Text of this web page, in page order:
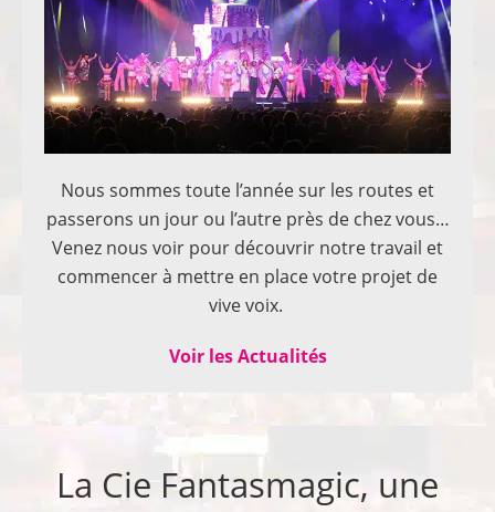
Nous sommes toute l’année sur les routes et
passerons un jour ou l’autre près de chez vous…
Venez nous voir pour découvrir notre travail et
commencer à mettre en place votre projet de
vive voix.
Voir les Actualités
La Cie Fantasmagic, une